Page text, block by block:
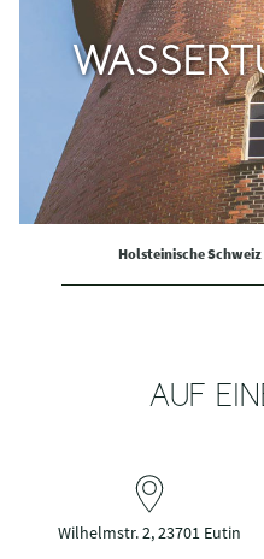
Holsteinische Schweiz
AUF
Wilhelmstr. 2, 23701 Eutin